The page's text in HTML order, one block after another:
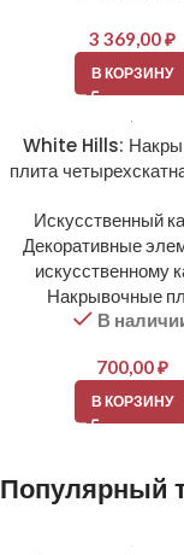
3 369,00₽
В КОРЗИНУ
White Hills:
плита
Искусственный
Декоративные
искусственному
Накрывочные
В
700,00₽
В КОРЗИНУ
Популярный